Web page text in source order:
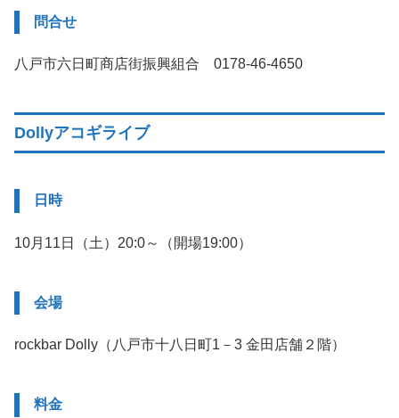
問合せ
八戸市六日町商店街振興組合 0178-46-4650
Dollyアコギライブ
日時
10月11日（土）20:0～（開場19:00）
会場
rockbar Dolly（八戸市十八日町1－3 金田店舗２階）
料金